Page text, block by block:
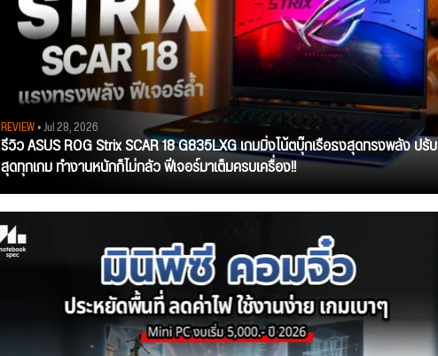
REVIEW• Jul 28, 2026
รีวิว ASUS ROG Strix SCAR 18 G835LXG เกมมิ่งโน้ตบุ๊กเรือธงสุดทรงพลัง ปรับ
สุดทุกเกม ทำงานหนักก็ไม่กลัว ฟีเจอร์มาเต็มครบเครื่อง!!